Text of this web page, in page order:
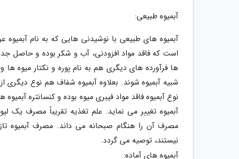
آبمیوه طبیعی:
آبمیوه های طبیعی با نوشیدنی هایی که به نام
است که فاقد مواد افزودنی، آب و شکر بوده و حاصل
ها فرآورده های دیگری هم به نام پوره و نکتار میوه ها
شبیه آبمیوه شوند. بعلاوه آبمیوه شفاف هم نوع
نوع آبمیوه فاقد مواد فیبری میوه بوده و کنسانتره
آبمیوه تغییر می نماید. علم تغذیه تقریباً مصرف یک
مصرف آن را هنگام صبحانه می داند. مصرف آبمیوه
نیستند، توصیه می گردد.
آبمیوه های آماده: